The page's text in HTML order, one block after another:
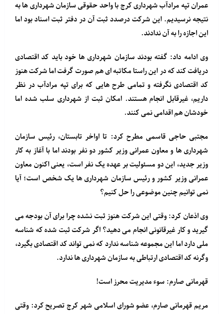
عمران تپه مرادآب شهرداری کرج با واحد حقوقی سازمان شهرداری ها به
نتیجه نرسیدیم. این شرکت درصدد ثبت آن در دفتر ثبت اسناد بود اما
این اجازه را به آن ندادند.
وی ادامه داد: گفته بودند سازمان شهرداری ها خود باید کد اقتصادی
دریافت کند که در این راستا مکاتبه ای هم صورت گرفت اما شرکت هنوز
کد اقتصادی نگرفته و تمامی طرح هایی که برای تپه مرادآب در نظر
داریم، غیرقابل انجام هستند. امکان ثبت از شهرداری سلب شده اما
خودشان هم اقدامی نمی کنند.
مجتبی حاجی قاسمی مطرح کرد: تا اواخر تابستان، رئیس سازمان
شهرداری ها و معاون عمرانی وزیر کشور دو نفر بودند اما با آغاز به کار
وزیر جدید، این دو مسئولیت بر عهده یک نفر است، یعنی اکنون معاون
عمرانی وزیر کشور و رئیس سازمان شهرداری ها یک شخص است؛ آیا
نمی توانیم چنین موضوعی را حل کنیم؟
وی اذعان کرد: وقتی این شرکت هنوز ثبت نشده چرا برای آن بودجه می
گیرید و کار غیرقانونی انجام می دهید؟ اگر شرکت ثبت شده که شناسه
ملی دارد اما این مجموعه شناسه ندارد که نمی تواند کد اقتصادی بگیرد،
وگرنه کد اقتصادی ارتباطی به سازمان شهرداری ها ندارد.
قهرمانی صارم: سوء مدیریت محرز است!
مریم قهرمانی صارم، عضو شورای اسلامی شهر کرج تصریح کرد: وقتی